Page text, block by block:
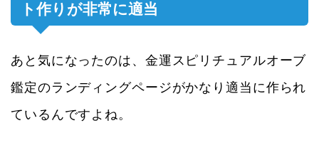
ト作りが非常に適当
あと気になったのは、金運スピリチュアルオーブ
鑑定のランディングページがかなり適当に作られ
ているんですよね。